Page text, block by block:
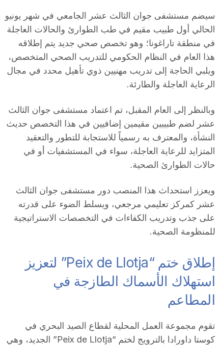
سيضم مستشفى جوان الثالث عشر الجامعي في شهر يونيو
الحالي أول طبيب مقيم في طب الطوارئ والحالات العاجلة
في منطقة تاراغونا؛ وهو تخصص صحي جديد يتم إطلاقه
هذا العام في النظام الحكومي للتدريب الصحي المتخصص،
ويلبي الحاجة إلى تدريب مهنيين ذوي تأهيل محدد في مجال
الرعاية العاجلة والطارئة.
وبالنظر إلى العام المقبل، تم اعتماد مستشفى جوان الثالث
عشر لضم طبيبين مقيمين إضافيين في هذا التخصص حديث
النشأة، والمعترف به رسمياً للاستجابة للتطور والتعقيد
المتزايد للرعاية العاجلة، سواء في المستشفيات أو في
حالات الطوارئ الصحية.
ويعزز استحداث هذا المنصب دور مستشفى جوان الثالث
عشر كمركز تعليمي مرجعي، ويسلط الضوء على قدرته
على جذب وتدريب الكفاءات في التخصصات الاستراتيجية
للمنظومة الصحية.
إطلاق ختم “Peix de Llotja” لتعزيز
استهلاك الأسماك الطازجة في
المطاعم
تقوم مجموعة العمل المحلية لقطاع الصيد البحري في
كوستا داورادا بالترويج لختم “Peix de Llotja” الجديد، وهي